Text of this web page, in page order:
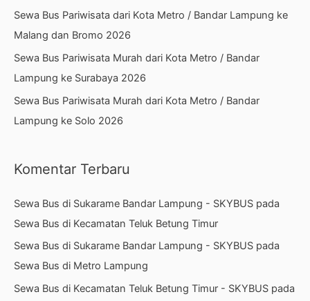
Sewa Bus Pariwisata dari Kota Metro / Bandar Lampung ke
Malang dan Bromo 2026
Sewa Bus Pariwisata Murah dari Kota Metro / Bandar
Lampung ke Surabaya 2026
Sewa Bus Pariwisata Murah dari Kota Metro / Bandar
Lampung ke Solo 2026
Komentar Terbaru
Sewa Bus di Sukarame Bandar Lampung - SKYBUS pada
Sewa Bus di Kecamatan Teluk Betung Timur
Sewa Bus di Sukarame Bandar Lampung - SKYBUS pada
Sewa Bus di Metro Lampung
Sewa Bus di Kecamatan Teluk Betung Timur - SKYBUS pada